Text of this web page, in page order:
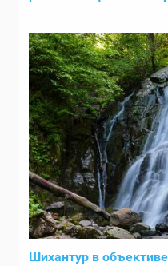
Шихантур в